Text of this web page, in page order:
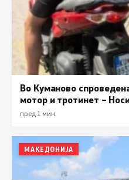
Во Куманово
мотор и тротинет –
пред 1 мин.
МАКЕДОНИЈА